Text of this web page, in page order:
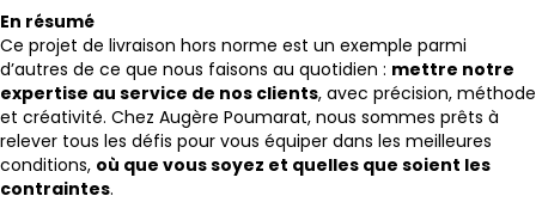
En résumé
Ce projet de livraison hors norme est un exemple parmi
d’autres de ce que nous faisons au quotidien : mettre notre
expertise au service de nos clients, avec précision, méthode
et créativité. Chez Augère Poumarat, nous sommes prêts à
relever tous les défis pour vous équiper dans les meilleures
conditions, où que vous soyez et quelles que soient les
contraintes.